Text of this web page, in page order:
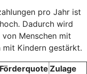
pro Jahr ist
Dadurch wird
Menschen mit
mit Kindern gestärkt.
Förderquote Zulage